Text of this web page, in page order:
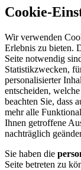
Cookie-
Wir verwenden
Erlebnis zu bieten.
Seite notwendig
Statistikzwecken,
personalisierter
entscheiden,
beachten Sie, dass
mehr alle
Ihnen getroffene
nachträglich
Sie haben die
Seite betreten zu